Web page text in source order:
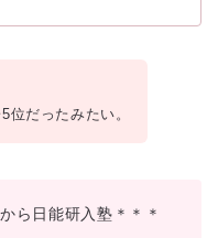
位だったみたい。
ら日能研入塾＊＊＊